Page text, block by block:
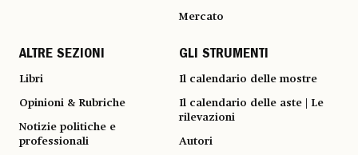
Mercato
ALTRE SEZIONI
Libri
Opinioni & Rubriche
Notizie politiche e
professionali
GLI STRUMENTI
Il calendario delle mostre
Il calendario delle aste | Le
rilevazioni
Autori